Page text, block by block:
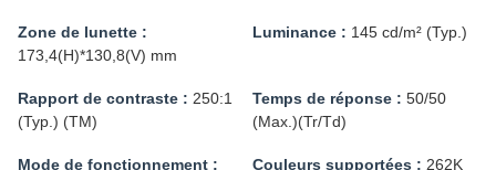
Zone de lunette :
173,4(H)*130,8(V) mm
Luminance : 145 cd/m² (Typ.)
Rapport de contraste : 250:1
(Typ.) (TM)
Temps de réponse : 50/50
(Max.)(Tr/Td)
Mode de fonctionnement : Couleurs supportées : 262K